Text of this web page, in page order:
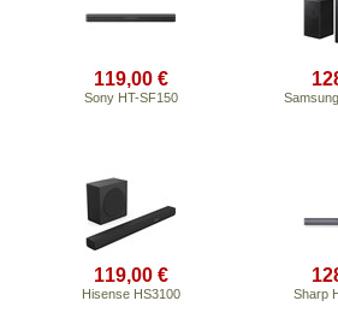
119,00 €
Sony HT-SF150
119,00 €
Hisense HS3100 Sharp